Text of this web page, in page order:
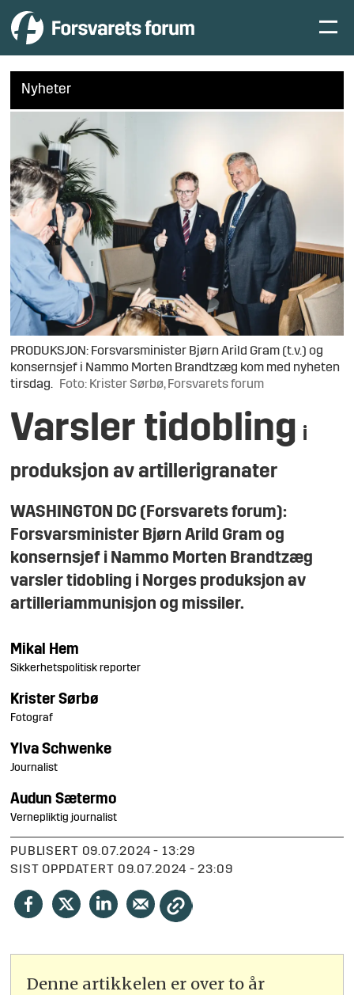
Nyheter
PRODUKSJON: Forsvarsminister Bjørn Arild Gram (t.v.) og
konsernsjef i Nammo Morten Brandtzæg kom med nyheten
tirsdag.
Foto: Krister Sørbø, Forsvarets forum
Varsler tidobling i
produksjon av artillerigranater
WASHINGTON DC (Forsvarets forum):
Forsvarsminister Bjørn Arild Gram og
konsernsjef i Nammo Morten Brandtzæg
varsler tidobling i Norges produksjon av
artilleriammunisjon og missiler.
Mikal Hem
Sikkerhetspolitisk reporter
Krister Sørbø
Fotograf
Ylva Schwenke
Journalist
Audun Sætermo
Vernepliktig journalist
PUBLISERT
09.07.2024 - 13:29
SIST OPPDATERT
09.07.2024 - 23:09
Denne artikkelen er over to år